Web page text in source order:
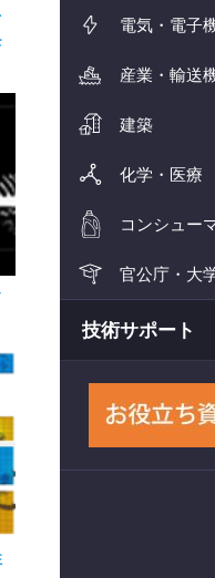
電気・電子
産業・輸送
建築
化学・医療
コンシュー
官公庁・大
技術サポート